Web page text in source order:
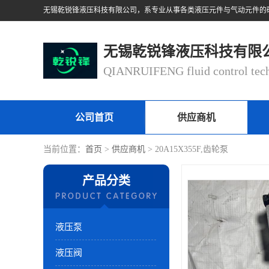
无锡乾锐锋液压科技有限
公司首页 供应商机
当前位置： 首页 > 供应商机 > 20A15X355F,齿轮泵
产品分类
液压泵
液压阀